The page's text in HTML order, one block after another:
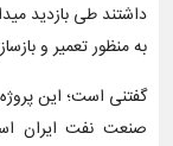
داشتند طی بازدید
به منظور تعمیر و
گفتنی است؛ این
صنعت نفت ایران